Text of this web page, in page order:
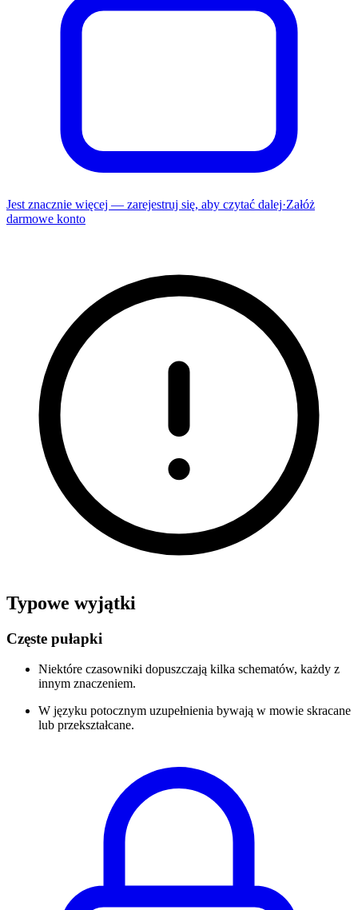
Jest znacznie więcej — zarejestruj się, aby czytać dalej·Załóż
darmowe konto
Typowe wyjątki
Częste pułapki
Niektóre czasowniki dopuszczają kilka schematów, każdy z
innym znaczeniem.
W języku potocznym uzupełnienia bywają w mowie skracane
lub przekształcane.